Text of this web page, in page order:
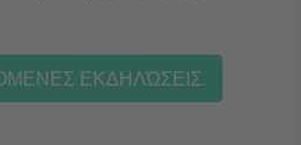
ΕΚΔΗΛΏΣΕΙΣ.